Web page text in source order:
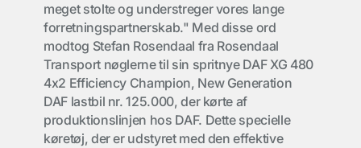
meget stolte og understreger vores lange
forretningspartnerskab." Med disse ord
modtog Stefan Rosendaal fra Rosendaal
Transport nøglerne til sin spritnye DAF XG 480
4x2 Efficiency Champion, New Generation
DAF lastbil nr. 125.000, der kørte af
produktionslinjen hos DAF. Dette specielle
køretøj, der er udstyret med den effektive